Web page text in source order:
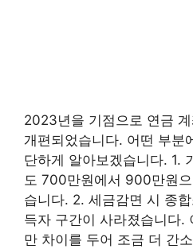
2023년을 기점으로 연금
개편되었습니다. 어떤 부분
단하게 알아보겠습니다. 1.
도 700만원에서 900만원
습니다. 2. 세금감면 시 종
득자 구간이 사라졌습니다.
만 차이를 두어 조금 더 간